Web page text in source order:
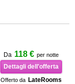
Da 118 € per notte
Dettagli dell'offerta
Offerto da LateRooms